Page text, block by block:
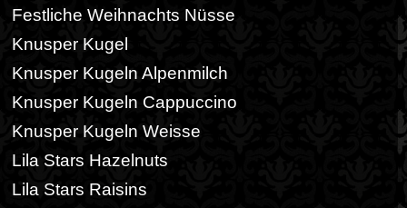
Festliche Weihnachts Nüsse
Knusper Kugel
Knusper Kugeln Alpenmilch
Knusper Kugeln Cappuccino
Knusper Kugeln Weisse
Lila Stars Hazelnuts
Lila Stars Raisins